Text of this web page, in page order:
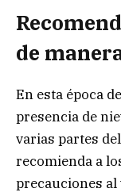
de
En esta época
presencia de
varias partes
recomienda a
precauciones